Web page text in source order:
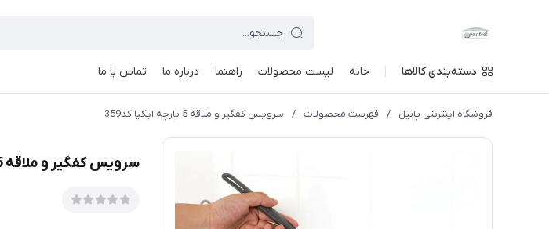
دسته‌بندی کالاها خانه لیست محصولات راهنما درباره ما تماس با ما
فروشگاه اینترنتی پاتیل / فهرست محصولات / سرویس کفگیر و ملاقه 5 پارچه ایکیا کد359
سرویس کفگیر و ملاقه 5 پارچه ایکیا کد359